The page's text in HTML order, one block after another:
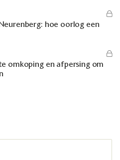
hoe oorlog een
omkoping en afpersing om